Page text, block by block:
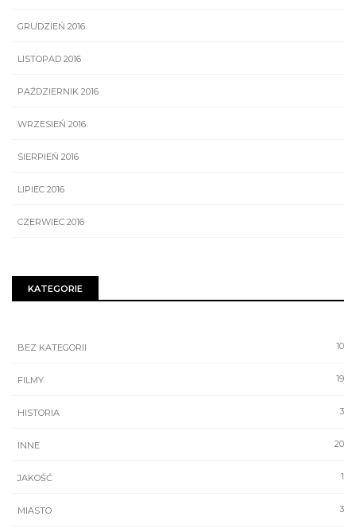
GRUDZIEŃ 2016
LISTOPAD 2016
PAŹDZIERNIK 2016
WRZESIEŃ 2016
SIERPIEŃ 2016
LIPIEC 2016
CZERWIEC 2016
KATEGORIE
10
BEZ KATEGORII
19
FILMY
3
HISTORIA
20
INNE
1
JAKOŚĆ
3
MIASTO